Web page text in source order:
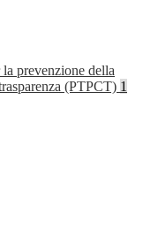
prevenzione della
(PTPCT) 1